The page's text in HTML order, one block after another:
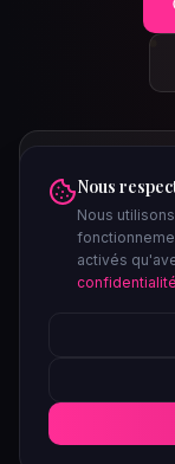
Nous
Nous
activés
confidentialité